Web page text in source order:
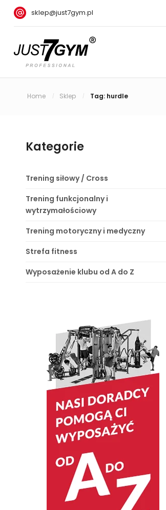
sklep@just7gym.pl
Home / Sklep / Tag: hurdle
Kategorie
Trening siłowy / Cross
Trening funkcjonalny i
wytrzymałościowy
Trening motoryczny i medyczny
Strefa fitness
Wyposażenie klubu od A do Z